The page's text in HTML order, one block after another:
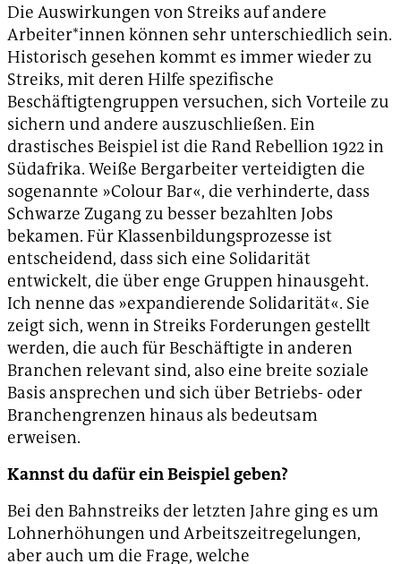
Die Auswirkungen von Streiks auf andere
Arbeiter*innen können sehr unterschiedlich sein.
Historisch gesehen kommt es immer wieder zu
Streiks, mit deren Hilfe spezifische
Beschäftigtengruppen versuchen, sich Vorteile zu
sichern und andere auszuschließen. Ein
drastisches Beispiel ist die Rand Rebellion 1922 in
Südafrika. Weiße Bergarbeiter verteidigten die
sogenannte »Colour Bar«, die verhinderte, dass
Schwarze Zugang zu besser bezahlten Jobs
bekamen. Für Klassenbildungsprozesse ist
entscheidend, dass sich eine Solidarität
entwickelt, die über enge Gruppen hinausgeht.
Ich nenne das »expandierende Solidarität«. Sie
zeigt sich, wenn in Streiks Forderungen gestellt
werden, die auch für Beschäftigte in anderen
Branchen relevant sind, also eine breite soziale
Basis ansprechen und sich über Betriebs- oder
Branchengrenzen hinaus als bedeutsam
erweisen.
Kannst du dafür ein Beispiel geben?
Bei den Bahnstreiks der letzten Jahre ging es um
Lohnerhöhungen und Arbeitszeitregelungen,
aber auch um die Frage, welche